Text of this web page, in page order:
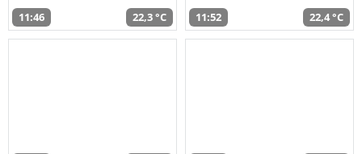
11:46 22,3 °C 11:52 22,4 °C